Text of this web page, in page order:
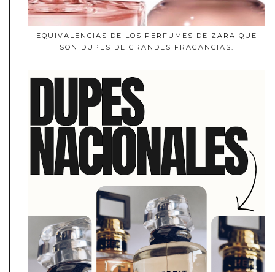
EQUIVALENCIAS DE LOS PERFUMES DE ZARA QUE
SON DUPES DE GRANDES FRAGANCIAS.